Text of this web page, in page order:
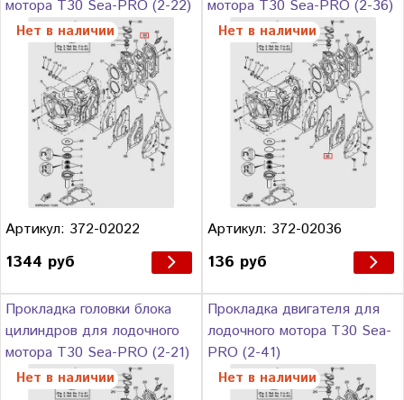
мотора Т30 Sea-PRO (2-22)
Нет в наличии
Артикул: 372-02022
1344 руб
мотора Т30 Sea-PRO (2-36)
Нет в наличии
Артикул: 372-02036
136 руб
Прокладка головки блока
цилиндров для лодочного
мотора Т30 Sea-PRO (2-21)
Нет в наличии
Прокладка двигателя для
лодочного мотора Т30 Sea-
PRO (2-41)
Нет в наличии